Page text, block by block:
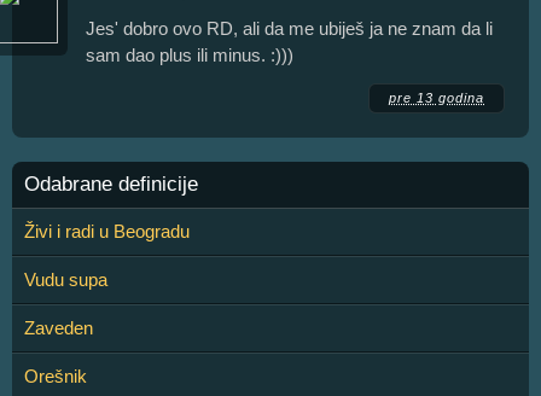
Jes' dobro ovo RD, ali da me ubiješ ja ne znam da li
sam dao plus ili minus. :)))
pre 13 godina
Odabrane definicije
Živi i radi u Beogradu
Vudu supa
Zaveden
Orešnik